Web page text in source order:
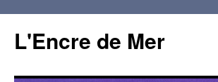
L'Encre de Mer